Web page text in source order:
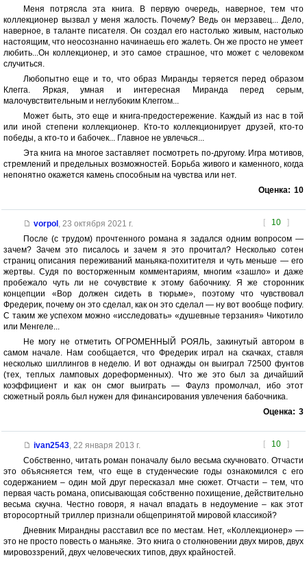
Меня потрясла эта книга. В первую очередь, наверное, тем что
коллекционер вызвал у меня жалость. Почему? Ведь он мерзавец... Дело,
наверное, в таланте писателя. Он создал его настолько живым, настолько
настоящим, что неосознанно начинаешь его жалеть. Он же просто не умеет
любить...Он коллекционер, и это самое страшное, что может с человеком
случиться.
Любопытно еще и то, что образ Миранды теряется перед образом
Клегга. Яркая, умная и интересная Миранда перед серым,
малочувствительным и неглубоким Клеггом...
Может быть, это еще и книга-предостережение. Каждый из нас в той
или иной степени коллекционер. Кто-то коллекционирует друзей, кто-то
победы, а кто-то и бабочек... Главное не увлечься...
Эта книга на многое заставляет посмотреть по-другому. Игра мотивов,
стремлений и предельных возможностей. Борьба живого и каменного, когда
непонятно окажется камень способным на чувства или нет.
Оценка: 10
[ 10 ]
vorpol , 23 октября 2021 г.
После (с трудом) прочтенного романа я задался одним вопросом —
зачем? Зачем это писалось и зачем я это прочитал? Несколько сотен
страниц описания переживаний маньяка-похитителя и чуть меньше — его
жертвы. Судя по восторженным комментариям, многим «зашло» и даже
пробежало чуть ли не сочувствие к этому бабочнику. Я же сторонник
концепции «Вор должен сидеть в тюрьме», поэтому что чувствовал
Фредерик, почему он это сделал, как он это сделал — ну вот вообще пофигу.
С таким же успехом можно «исследовать» «душевные терзания» Чикотило
или Менгеле...
Не могу не отметить ОГРОМЕННЫЙ РОЯЛЬ, закинутый автором в
самом начале. Нам сообщается, что Фредерик играл на скачках, ставля
несколько шиллингов в неделю. И вот однажды он выиграл 72500 фунтов
(тех, теплых ламповых дореформенных). Что же это был за дичайший
коэффициент и как он смог выиграть — Фаулз промолчал, ибо этот
сюжетный рояль был нужен для финансирования увлечения бабочника.
Оценка: 3
[ 10 ]
ivan2543, 22 января 2013 г.
Собственно, читать роман поначалу было весьма скучновато. Отчасти
это объясняется тем, что еще в студенческие годы ознакомился с его
содержанием – один мой друг пересказал мне сюжет. Отчасти – тем, что
первая часть романа, описывающая собственно похищение, действительно
весьма скучна. Честно говоря, я начал впадать в недоумение – как этот
второсортный триллер признали общепринятой мировой классикой?
Дневник Мирандны расставил все по местам. Нет, «Коллекционер» —
это не просто повесть о маньяке. Это книга о столкновении двух миров, двух
мировоззрений, двух человеческих типов, двух крайностей.